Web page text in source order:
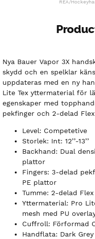
REA/
Nya Bauer Vapor 3X
skydd och en spelklar
uppdateras med en ny
Lite Tex yttermaterial för
egenskaper med
pekfinger och 2-delad
Level: Competetive
Storlek: Int: 12’’-13’’
Backhand: Dual
plattor
Fingers: 3-delad
PE plattor
Tumme: 2-delad
Yttermaterial: Pro
mesh med PU
Cuffroll: Förformad
Handflata: Dark